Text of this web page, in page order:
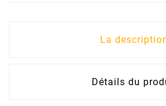
La
Détails du